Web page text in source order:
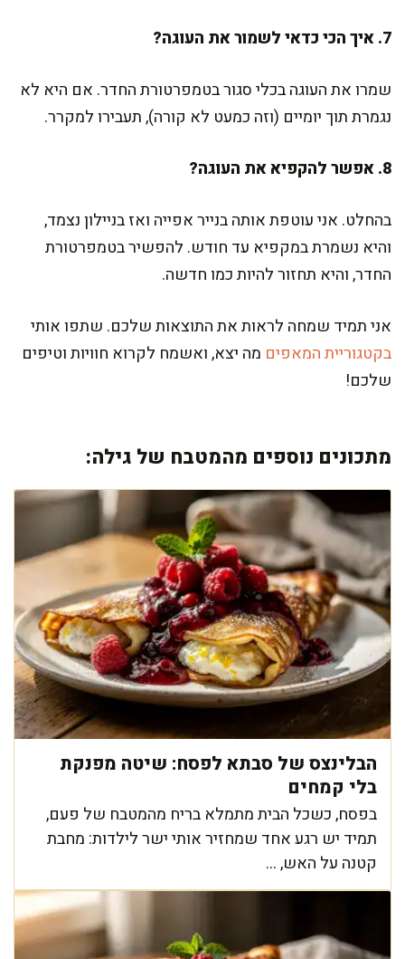
7. איך הכי כדאי לשמור את העוגה?
שמרו את העוגה בכלי סגור בטמפרטורת החדר. אם היא לא
נגמרת תוך יומיים (וזה כמעט לא קורה), תעבירו למקרר.
8. אפשר להקפיא את העוגה?
בהחלט. אני עוטפת אותה בנייר אפייה ואז בניילון נצמד,
והיא נשמרת במקפיא עד חודש. להפשיר בטמפרטורת
החדר, והיא תחזור להיות כמו חדשה.
אני תמיד שמחה לראות את התוצאות שלכם. שתפו אותי
בקטגוריית המאפים מה יצא, ואשמח לקרוא חוויות וטיפים
שלכם!
מתכונים נוספים מהמטבח של גילה:
הבלינצס של סבתא לפסח: שיטה מפנקת
בלי קמחים
בפסח, כשכל הבית מתמלא בריח מהמטבח של פעם,
תמיד יש רגע אחד שמחזיר אותי ישר לילדות: מחבת
קטנה על האש, ...